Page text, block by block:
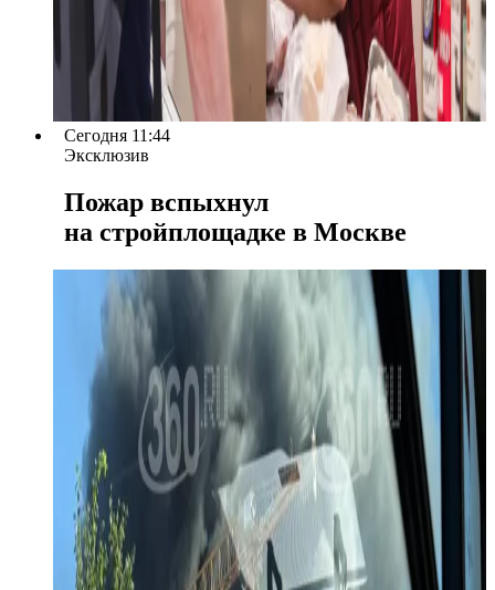
Сегодня 11:44
Эксклюзив
Пожар вспыхнул
на стройплощадке в Москве